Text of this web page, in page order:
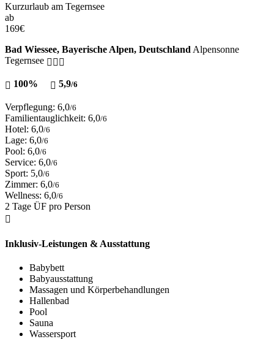
Kurzurlaub am Tegernsee
ab
169€
Bad Wiessee, Bayerische Alpen, Deutschland Alpensonne
Tegernsee
100% 5,9/6
Verpflegung: 6,0/6
Familientauglichkeit: 6,0/6
Hotel: 6,0/6
Lage: 6,0/6
Pool: 6,0/6
Service: 6,0/6
Sport: 5,0/6
Zimmer: 6,0/6
Wellness: 6,0/6
2 Tage ÜF pro Person
Inklusiv-Leistungen & Ausstattung
Babybett
Babyausstattung
Massagen und Körperbehandlungen
Hallenbad
Pool
Sauna
Wassersport